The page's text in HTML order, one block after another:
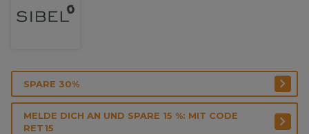
SPARE 30%
MELDE DICH AN UND SPARE 15 %: MIT CODE
RET15